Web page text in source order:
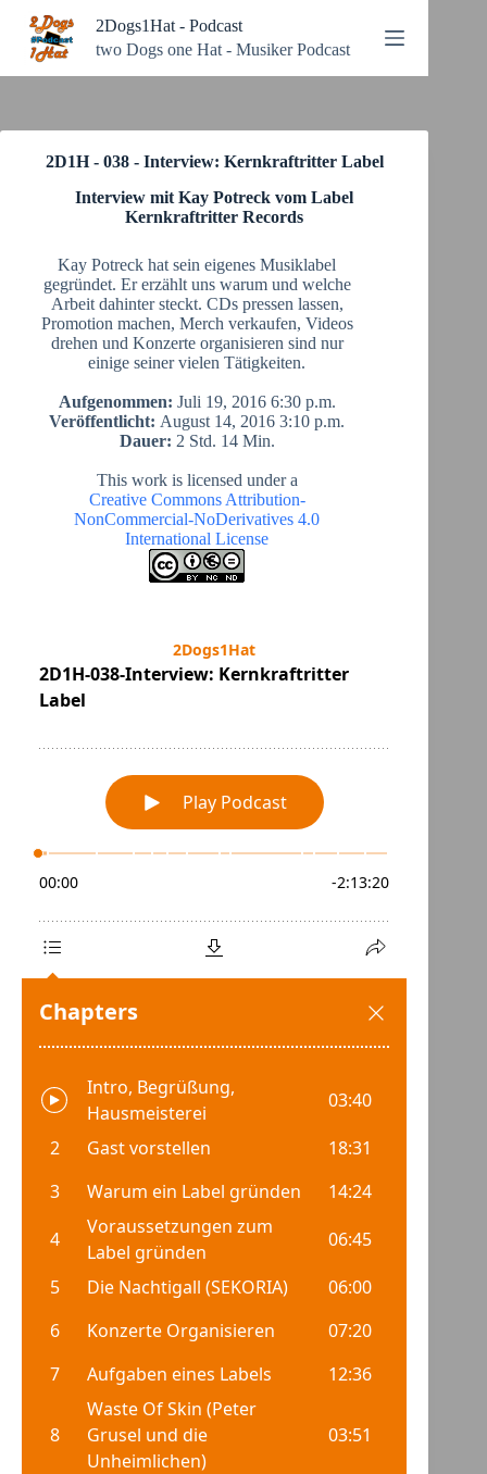
Inhalt
springen
2Dogs1Hat - Podcast
two Dogs one Hat - Musiker Podcast
2D1H - 038 - Interview: Kernkraftritter Label
Interview mit Kay Potreck vom Label
Kernkraftritter Records
Kay Potreck hat sein eigenes Musiklabel
gegründet. Er erzählt uns warum und welche
Arbeit dahinter steckt. CDs pressen lassen,
Promotion machen, Merch verkaufen, Videos
drehen und Konzerte organisieren sind nur
einige seiner vielen Tätigkeiten.
Aufgenommen: Juli 19, 2016 6:30 p.m.
Veröffentlicht: August 14, 2016 3:10 p.m.
Dauer: 2 Std. 14 Min.
This work is licensed under a
Creative Commons Attribution-
NonCommercial-NoDerivatives 4.0
International License